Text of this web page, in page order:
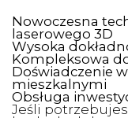
Nowoczesna
laserowego 3D
Wysoka
Kompleksowa
Doświadczenie
mieszkalnymi
Obsługa
Jeśli